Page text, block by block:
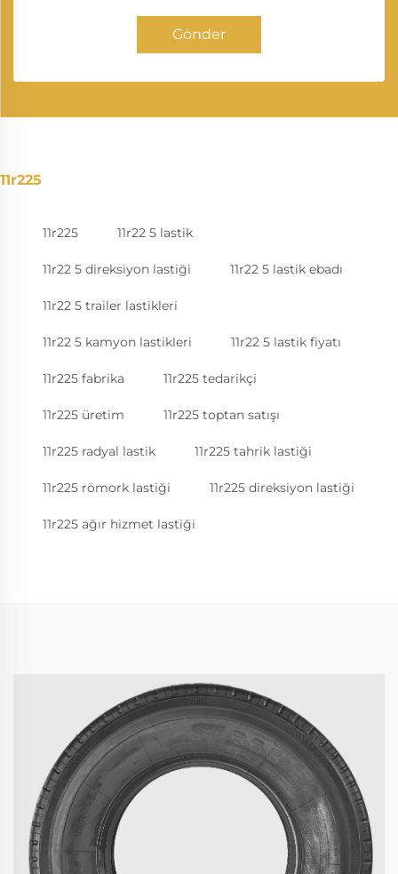
Gönder
11r225
11r225 11r22 5 lastik
11r22 5 direksiyon lastiği 11r22 5 lastik ebadı
11r22 5 trailer lastikleri
11r22 5 kamyon lastikleri 11r22 5 lastik fiyatı
11r225 fabrika 11r225 tedarikçi
11r225 üretim 11r225 toptan satışı
11r225 radyal lastik 11r225 tahrik lastiği
11r225 römork lastiği 11r225 direksiyon lastiği
11r225 ağır hizmet lastiği